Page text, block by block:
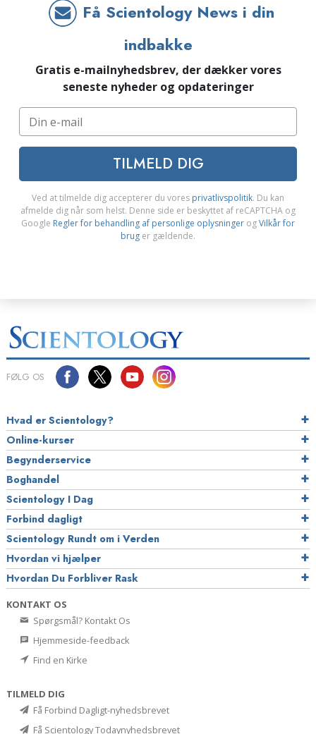
Få Scientology News i din
indbakke
Gratis e-mailnyhedsbrev, der dækker vores
seneste nyheder og opdateringer
TILMELD DIG
Ved at tilmelde dig accepterer du vores privatlivspolitik. Du kan
afmelde dig når som helst. Denne side er beskyttet af reCAPTCHA og
Google Regler for behandling af personlige oplysninger ogVilkår for
brug er gældende.
FØLG OS
Hvad er Scientology?
Online-kurser
Begynderservice
Boghandel
Scientology I Dag
Forbind dagligt
Scientology Rundt om i Verden
Hvordan vi hjælper
Hvordan Du Forbliver Rask
KONTAKT OS
Spørgsmål? Kontakt Os
Hjemmeside-feedback
Find en Kirke
TILMELD DIG
Få Forbind Dagligt-nyhedsbrevet
Få Scientology Todaynyhedsbrevet